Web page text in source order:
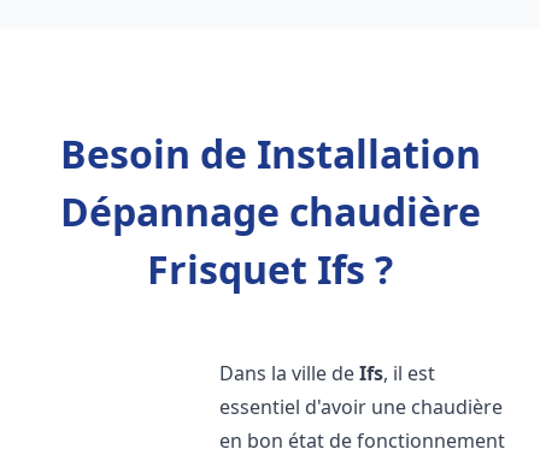
Besoin de Installation
Dépannage chaudière
Frisquet Ifs ?
Dans la ville deIfs, il est
essentiel d'avoir une chaudière
en bon état de fonctionnement